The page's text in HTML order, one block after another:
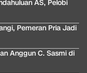
AS, Pelobi
Pemeran Pria Jadi
Anggun C. Sasmi di